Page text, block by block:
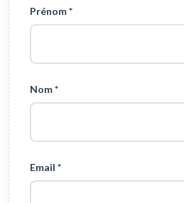
Prénom *
Nom *
Email *